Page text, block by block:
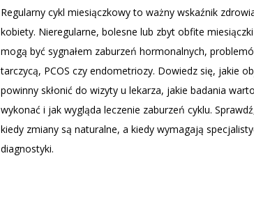
Regularny cykl miesiączkowy to ważny wskaźnik
kobiety. Nieregularne, bolesne lub zbyt obfite miesiączki
mogą być sygnałem zaburzeń hormonalnych,
tarczycą, PCOS czy endometriozy. Dowiedz się, jakie
powinny skłonić do wizyty u lekarza, jakie badania warto
wykonać i jak wygląda leczenie zaburzeń cyklu.
kiedy zmiany są naturalne, a kiedy wymagają
diagnostyki.